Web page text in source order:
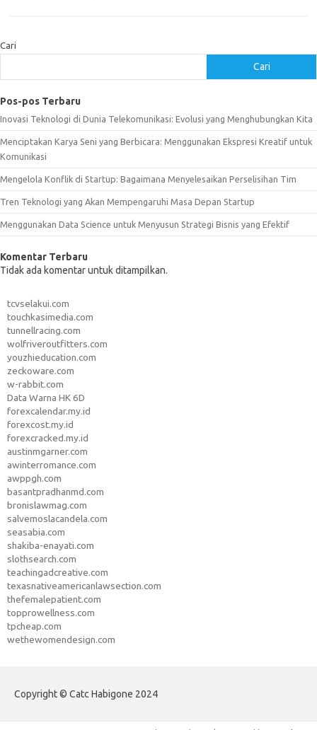
Cari
Cari
Pos-pos Terbaru
Inovasi Teknologi di Dunia Telekomunikasi: Evolusi yang Menghubungkan Kita
Menciptakan Karya Seni yang Berbicara: Menggunakan Ekspresi Kreatif untuk
Komunikasi
Mengelola Konflik di Startup: Bagaimana Menyelesaikan Perselisihan Tim
Tren Teknologi yang Akan Mempengaruhi Masa Depan Startup
Menggunakan Data Science untuk Menyusun Strategi Bisnis yang Efektif
Komentar Terbaru
Tidak ada komentar untuk ditampilkan.
tcvselakui.com
touchkasimedia.com
tunnellracing.com
wolfriveroutfitters.com
youzhieducation.com
zeckoware.com
w-rabbit.com
Data Warna HK 6D
forexcalendar.my.id
forexcost.my.id
forexcracked.my.id
austinmgarner.com
awinterromance.com
awppgh.com
basantpradhanmd.com
bronislawmag.com
salvemoslacandela.com
seasabia.com
shakiba-enayati.com
slothsearch.com
teachingadcreative.com
texasnativeamericanlawsection.com
thefemalepatient.com
topprowellness.com
tpcheap.com
wethewomendesign.com
Copyright © Catc Habigone 2024